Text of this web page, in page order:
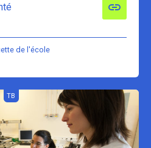
de l'école
TB